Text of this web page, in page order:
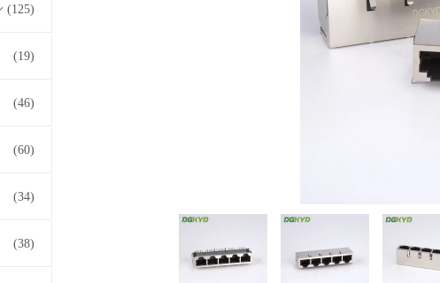
(125)
(19)
(46)
(60)
(34)
(38)